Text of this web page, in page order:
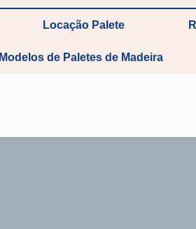
Locação Palete
Modelos de Paletes de Madeira